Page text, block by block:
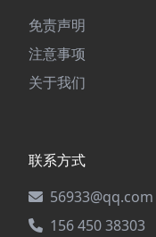
免责声明
注意事项
关于我们
联系方式
56933@qq.com
156 450 38303